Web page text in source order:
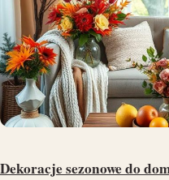
Dekoracje sezonowe do